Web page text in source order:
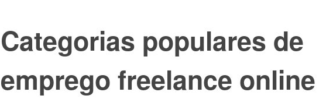
Categorias populares de
emprego freelance online